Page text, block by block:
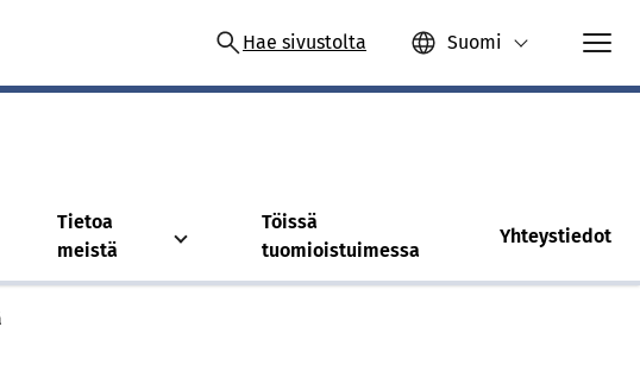
Hae sivustolta Suomi
Tietoa
meistä
Töissä
tuomioistuimessa
Yhteystiedot